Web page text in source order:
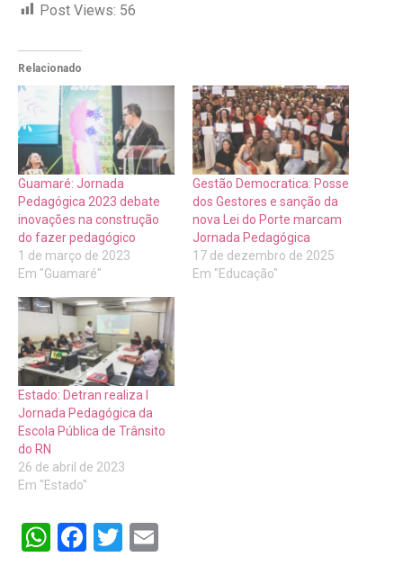
Post Views: 56
Relacionado
Guamaré: Jornada
Pedagógica 2023 debate
inovações na construção
do fazer pedagógico
1 de março de 2023
Em "Guamaré"
Gestão Democratica: Posse
dos Gestores e sanção da
nova Lei do Porte marcam
Jornada Pedagógica
17 de dezembro de 2025
Em "Educação"
Estado: Detran realiza I
Jornada Pedagógica da
Escola Pública de Trânsito
do RN
26 de abril de 2023
Em "Estado"
WhatsApp
Facebook
Twitter